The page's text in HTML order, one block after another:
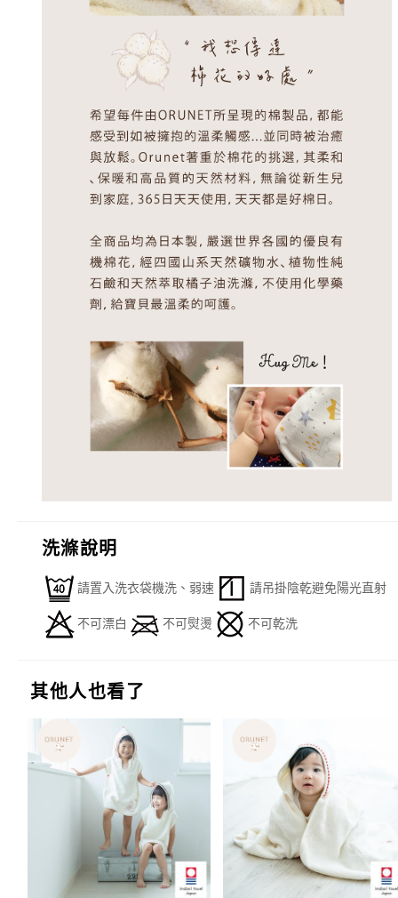
洗滌說明
請置入洗衣袋機洗、弱速 請吊掛陰乾避免陽光直射
不可漂白 不可熨燙 不可乾洗
其他人也看了